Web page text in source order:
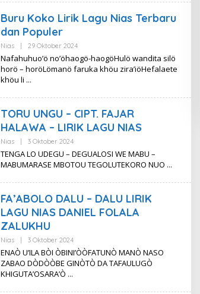
Buru Koko Lirik Lagu Nias Terbaru
dan Populer
Nias 29 Oktober 2024Oleh
Metro
Nafahuhuo’ö no’öhaogö-haogöHulö wandita silö
horö – horöLömanö faruka khöu zira’iöHefalaete
khöu li
TORU UNGU – CIPT. FAJAR
HALAWA – LIRIK LAGU NIAS
Nias 3 Oktober 2024Oleh
Metro
TENGA LO UDEGU – DEGUALOSI WE MABU –
MABUMARASE MBOTOU TEGOLUTEKORO NUO
FA’ABOLO DALU – DALU LIRIK
LAGU NIAS DANIEL FOLALA
ZALUKHU
Nias 3 Oktober 2024Oleh
Lirik
Metro
ENAÒ U’ILA BÒI ÒBINI’ÒÒFATUNÒ MANÒ NASO
ZABAO DÒDÒÒBE GINÒTÒ DA TAFAULUGÒ
KHIGUTA’OSARA’Ò